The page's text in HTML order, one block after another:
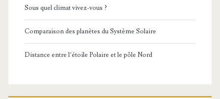
Sous quel climat vivez-vous ?
Comparaison des planètes du Système Solaire
Distance entre l’étoile Polaire et le pôle Nord